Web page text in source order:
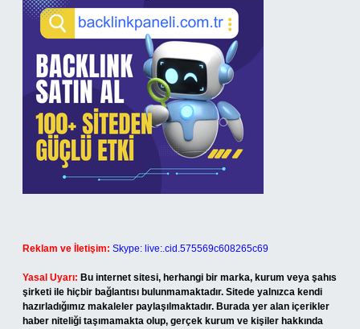
Reklam ve İletişim: Skype: live:.cid.575569c608265c69
Yasal Uyarı: Bu internet sitesi, herhangi bir marka, kurum veya şahıs
şirketi ile hiçbir bağlantısı bulunmamaktadır. Sitede yalnızca kendi
hazırladığımız makaleler paylaşılmaktadır. Burada yer alan içerikler
haber niteliği taşımamakta olup, gerçek kurum ve kişiler hakkında